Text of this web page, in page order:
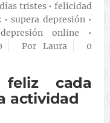
días tristes• felicidad
•supera depresión•
online •
Por Laura
0
cada
actividad